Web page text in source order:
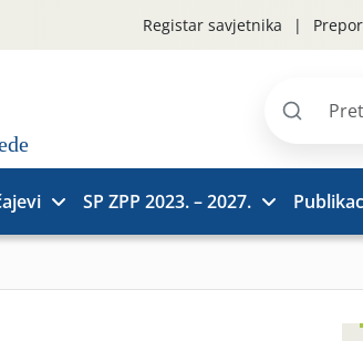
Registar savjetnika
Pretraži
SP ZPP 2023. – 2027.